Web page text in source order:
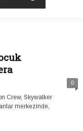
0
Crew, Skywalker
merkezinde,